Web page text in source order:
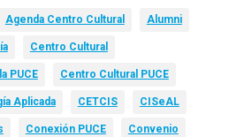
Agenda Centro Cultural Alumni
Centro Cultural
PUCE Centro Cultural PUCE
Aplicada CETCIS CISeAL
Conexión PUCE Convenio